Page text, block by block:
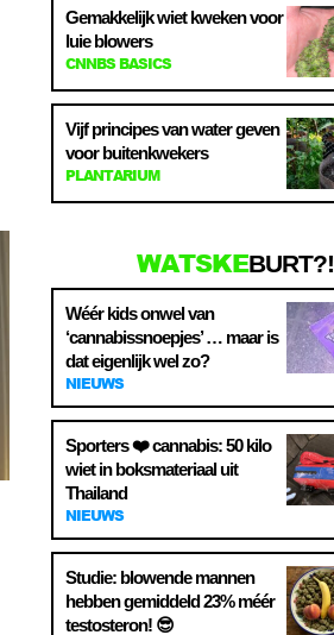
Gemakkelijk wiet kweken voor
luie blowers
CNNBS BASICS
Vijf principes van water geven
voor buitenkwekers
PLANTARIUM
WATSKEBURT?!
Wéér kids onwel van
‘cannabissnoepjes’ … maar is
dat eigenlijk wel zo?
NIEUWS
Sporters ❤️ cannabis: 50 kilo
wiet in boksmateriaal uit
Thailand
NIEUWS
Studie: blowende mannen
hebben gemiddeld 23% méér
testosteron! 😎